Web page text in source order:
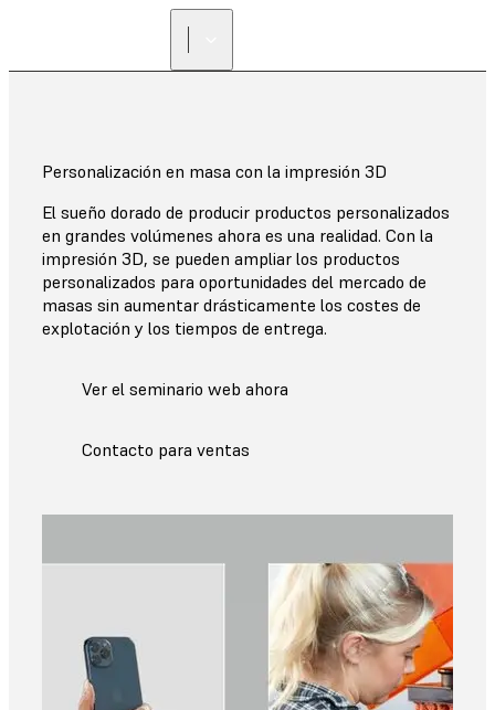
Personalización en masa con la impresión 3D
El sueño dorado de producir productos personalizados
en grandes volúmenes ahora es una realidad. Con la
impresión 3D, se pueden ampliar los productos
personalizados para oportunidades del mercado de
masas sin aumentar drásticamente los costes de
explotación y los tiempos de entrega.
Ver el seminario web ahora
Contacto para ventas